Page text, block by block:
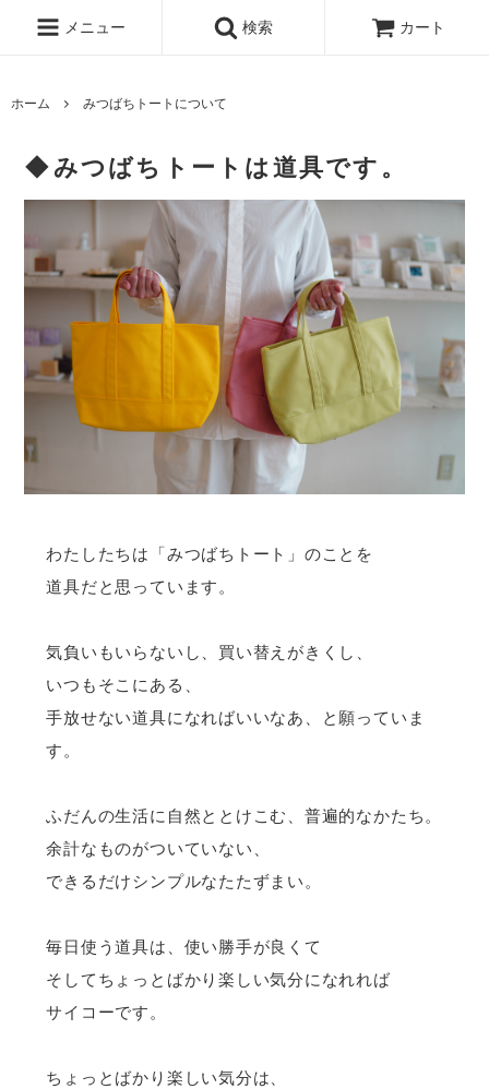
メニュー 検索 カート
ホーム みつばちトートについて
◆みつばちトートは道具です。
わたしたちは「みつばちトート」のことを
道具だと思っています。
気負いもいらないし、買い替えがきくし、
いつもそこにある、
手放せない道具になればいいなあ、と願っていま
す。
ふだんの生活に自然ととけこむ、普遍的なかたち。
余計なものがついていない、
できるだけシンプルなたたずまい。
毎日使う道具は、使い勝手が良くて
そしてちょっとばかり楽しい気分になれれば
サイコーです。
ちょっとばかり楽しい気分は、